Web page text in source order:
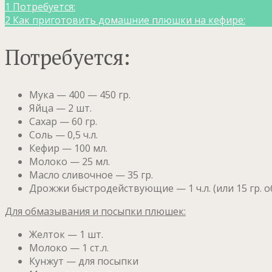
1 Потребуется:
2 Как приготовить домашние плюшки на кефире:
Потребуется:
Мука — 400 — 450 гр.
Яйца — 2 шт.
Сахар — 60 гр.
Соль — 0,5 ч.л.
Кефир — 100 мл.
Молоко — 25 мл.
Масло сливочное — 35 гр.
Дрожжи быстродействующие — 1 ч.л. (или 15 гр.
Для обмазывания и посыпки плюшек:
Желток — 1 шт.
Молоко — 1 ст.л.
Кунжут — для посыпки